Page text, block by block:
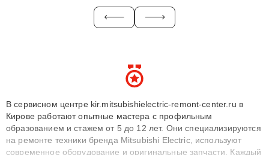
В сервисном центре kir.mitsubishielectric-remont-center.ru в
Кирове работают опытные мастера с профильным
образованием и стажем от 5 до 12 лет. Они специализируются
на ремонте техники бренда Mitsubishi Electric, используют
современное оборудование и оригинальные запчасти. Каждый